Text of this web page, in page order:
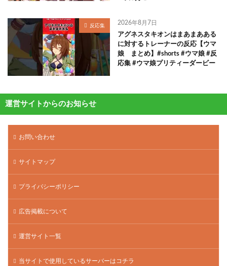
反応集 2026年8月7日
アグネスタキオンはまあまあある
に対するトレーナーの反応【ウマ
娘 まとめ】#shorts #ウマ娘 #反
応集 #ウマ娘プリティーダービー
運営サイトからのお知らせ
お問い合わせ
サイトマップ
プライバシーポリシー
広告掲載について
運営サイト一覧
当サイトで使用しているサーバーはコチラ